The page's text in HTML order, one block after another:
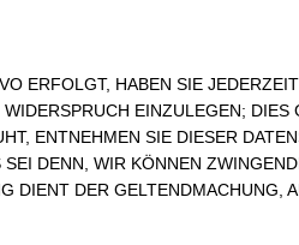
ERFOLGT, HABEN SIE
EINZULEGEN;
ENTNEHMEN SIE DIESER
DENN, WIR KÖNNEN
DER GELTENDMACHUNG,